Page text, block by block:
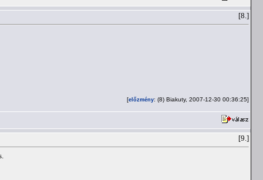
[8.]
[előzmény: (8) Biakuty, 2007-12-30 00:36:25]
[9.]